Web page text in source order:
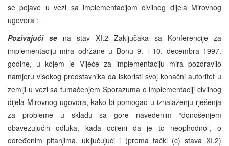
se pojave u vezi sa implementacijom civilnog dijela Mirovnog
ugovora”;
Pozivajući se na stav XI.2 Zaključaka sa Konferencije za
implementaciju mira održane u Bonu 9. i 10. decembra 1997.
godine, u kojem je Vijeće za implementaciju mira pozdravilo
namjeru visokog predstavnika da iskoristi svoj konačni autoritet u
zemlji u vezi sa tumačenjem Sporazuma o implementaciji civilnog
dijela Mirovnog ugovora, kako bi pomogao u iznalaženju rješenja
za probleme u skladu sa gore navedenim “donošenjem
obavezujućih odluka, kada ocijeni da je to neophodno”, o
određenim pitanjima, uključujući i (prema tački (c) stava XI.2)